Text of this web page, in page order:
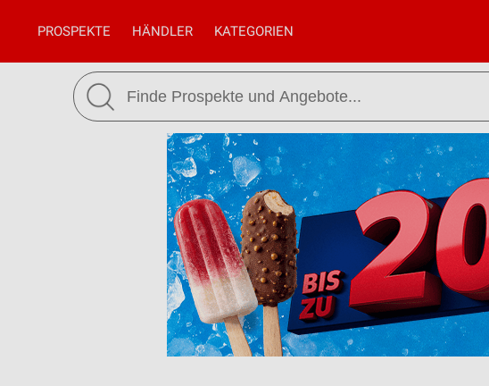
PROSPEKTE HÄNDLER KATEGORIEN